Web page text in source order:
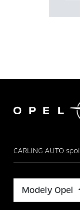

CARLING AUTO
Modely Opel